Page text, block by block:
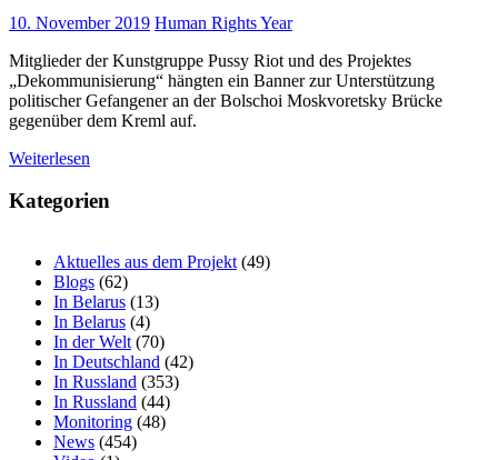
10. November 2019 Human Rights Year
Mitglieder der Kunstgruppe Pussy Riot und des Projektes
„Dekommunisierung“ hängten ein Banner zur Unterstützung
politischer Gefangener an der Bolschoi Moskvoretsky Brücke
gegenüber dem Kreml auf.
Weiterlesen
Kategorien
Aktuelles aus dem Projekt (49)
Blogs (62)
In Belarus (13)
In Belarus (4)
In der Welt (70)
In Deutschland (42)
In Russland (353)
In Russland (44)
Monitoring (48)
News (454)